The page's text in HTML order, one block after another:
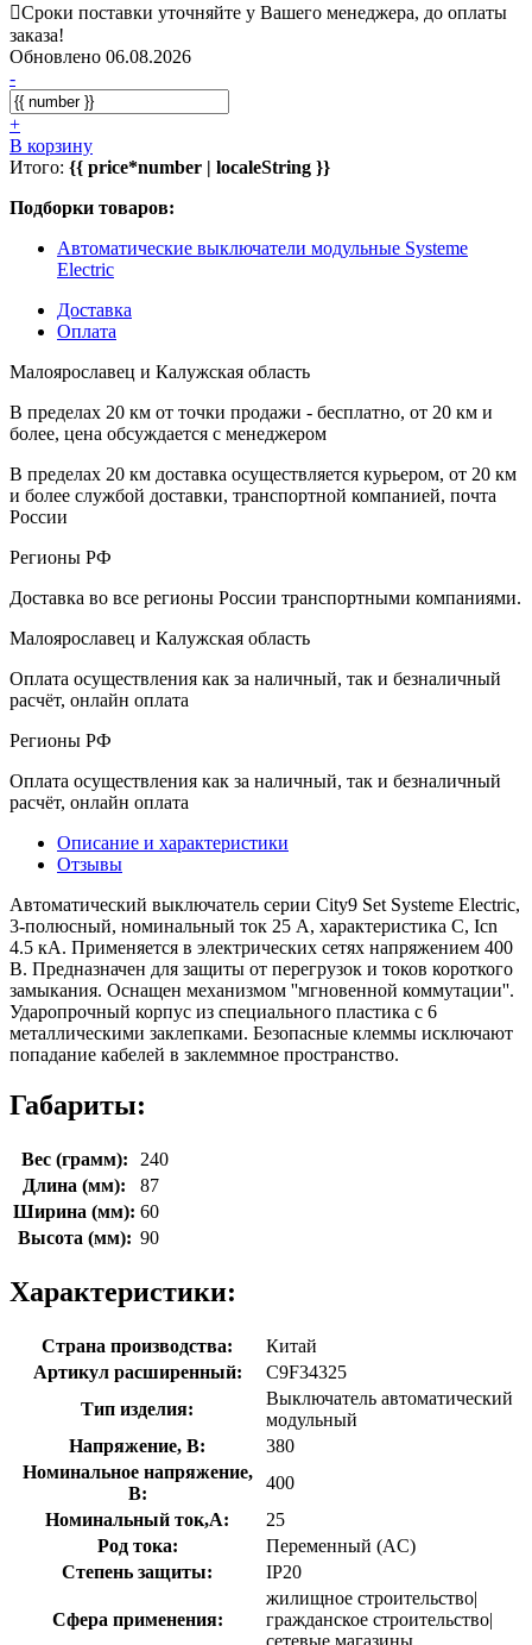
Сроки поставки уточняйте у Вашего менеджера, до оплаты
заказа!
Обновлено 06.08.2026
-
+
В корзину
Итого: {{ price*number | localeString }}
Подборки товаров:
Автоматические выключатели модульные Systeme
Electric
Доставка
Оплата
Малоярославец и Калужская область
В пределах 20 км от точки продажи - бесплатно, от 20 км и
более, цена обсуждается с менеджером
В пределах 20 км доставка осуществляется курьером, от 20 км
и более службой доставки, транспортной компанией, почта
России
Регионы РФ
Доставка во все регионы России транспортными компаниями.
Малоярославец и Калужская область
Оплата осуществления как за наличный, так и безналичный
расчёт, онлайн оплата
Регионы РФ
Оплата осуществления как за наличный, так и безналичный
расчёт, онлайн оплата
Описание и характеристики
Отзывы
Автоматический выключатель серии City9 Set Systeme Electric,
3-полюсный, номинальный ток 25 А, характеристика С, Icn
4.5 кА. Применяется в электрических сетях напряжением 400
В. Предназначен для защиты от перегрузок и токов короткого
замыкания. Оснащен механизмом ''мгновенной коммутации''.
Ударопрочный корпус из специального пластика с 6
металлическими заклепками. Безопасные клеммы исключают
попадание кабелей в заклеммное пространство.
Габариты:
Вес (грамм):
240
Длина (мм):
87
Ширина (мм): 60
Высота (мм): 90
Характеристики:
Страна производства:
Китай
Артикул расширенный:
C9F34325
Тип изделия:
Выключатель автоматический
модульный
Напряжение, В:
380
Номинальное напряжение,
В:
400
Номинальный ток,А:
25
Род тока:
Переменный (AC)
Степень защиты:
IP20
Сфера применения:
жилищное строительство|
гражданское строительство|
сетевые магазины